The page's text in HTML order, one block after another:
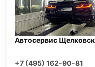
Автосервис
+7 (495) 162-90-81